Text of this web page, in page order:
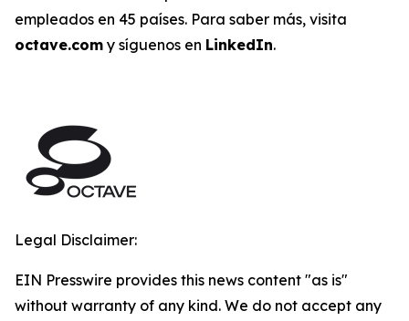
empleados en 45 países. Para saber más, visita
octave.com y síguenos en LinkedIn.
Legal Disclaimer:
EIN Presswire provides this news content "as is"
without warranty of any kind. We do not accept any